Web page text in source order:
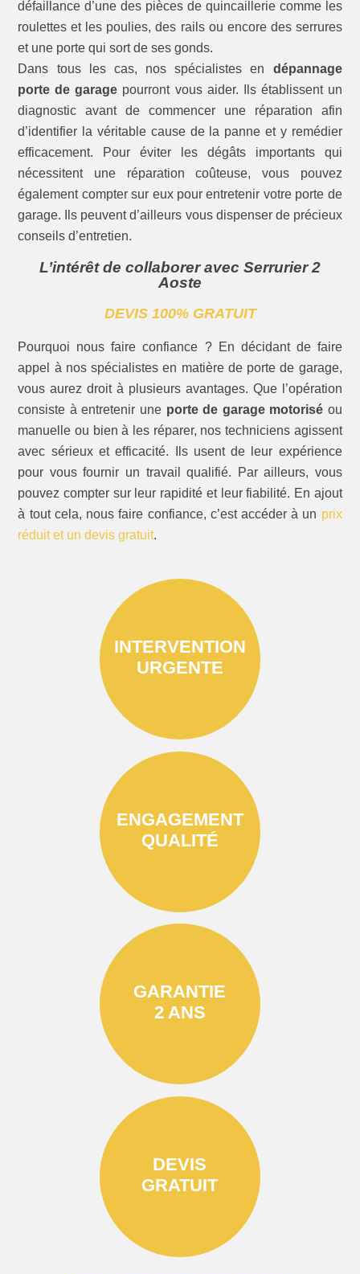
défaillance d’une des pièces de quincaillerie comme les
roulettes et les poulies, des rails ou encore des serrures
et une porte qui sort de ses gonds.
Dans tous les cas, nos spécialistes en dépannage
porte de garage pourront vous aider. Ils établissent un
diagnostic avant de commencer une réparation afin
d’identifier la véritable cause de la panne et y remédier
efficacement. Pour éviter les dégâts importants qui
nécessitent une réparation coûteuse, vous pouvez
également compter sur eux pour entretenir votre porte de
garage. Ils peuvent d’ailleurs vous dispenser de précieux
conseils d’entretien.
L’intérêt de collaborer avec Serrurier 2
Aoste
DEVIS 100% GRATUIT
Pourquoi nous faire confiance ? En décidant de faire
appel à nos spécialistes en matière de porte de garage,
vous aurez droit à plusieurs avantages. Que l’opération
consiste à entretenir une porte de garage motorisé ou
manuelle ou bien à les réparer, nos techniciens agissent
avec sérieux et efficacité. Ils usent de leur expérience
pour vous fournir un travail qualifié. Par ailleurs, vous
pouvez compter sur leur rapidité et leur fiabilité. En ajout
à tout cela, nous faire confiance, c’est accéder à un prix
réduit et un devis gratuit.
INTERVENTION
URGENTE
ENGAGEMENT
QUALITÉ
GARANTIE
2 ANS
DEVIS
GRATUIT